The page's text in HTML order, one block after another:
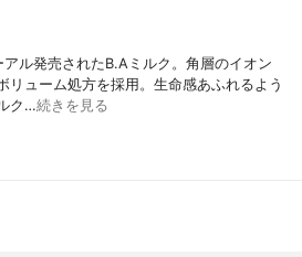
ル発売されたB.Aミルク。角層のイオン
リューム処方を採用。生命感あふれるよう
ク…続きを見る